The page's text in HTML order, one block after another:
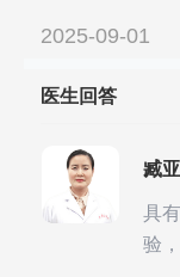
2025-09-01
医生回答
臧
具
验